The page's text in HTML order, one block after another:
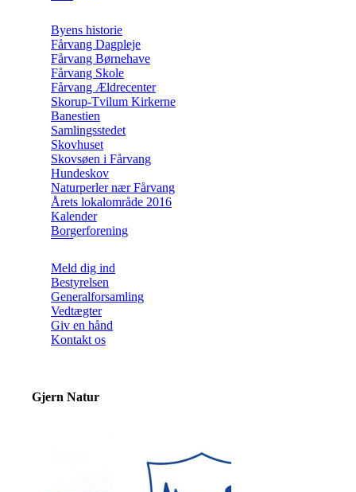
Byens historie
Fårvang Dagpleje
Fårvang Børnehave
Fårvang Skole
Fårvang Ældrecenter
Skorup-Tvilum Kirkerne
Banestien
Samlingsstedet
Skovhuset
Skovsøen i Fårvang
Hundeskov
Naturperler nær Fårvang
Årets lokalområde 2016
Kalender
Borgerforening
Meld dig ind
Bestyrelsen
Generalforsamling
Vedtægter
Giv en hånd
Kontakt os
Gjern Natur